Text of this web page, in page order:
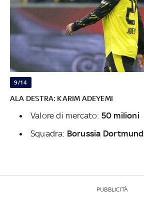
9/14
ALA DESTRA: KARIM ADEYEMI
Valore di mercato: 50 milioni
Squadra: Borussia Dortmund
PUBBLICITÀ